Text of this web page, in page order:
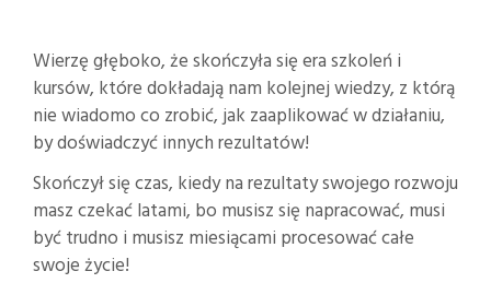
Wierzę głęboko, że skończyła się era szkoleń i
kursów, które dokładają nam kolejnej wiedzy, z którą
nie wiadomo co zrobić, jak zaaplikować w działaniu,
by doświadczyć innych rezultatów!
Skończył się czas, kiedy na rezultaty swojego rozwoju
masz czekać latami, bo musisz się napracować, musi
być trudno i musisz miesiącami procesować całe
swoje życie!